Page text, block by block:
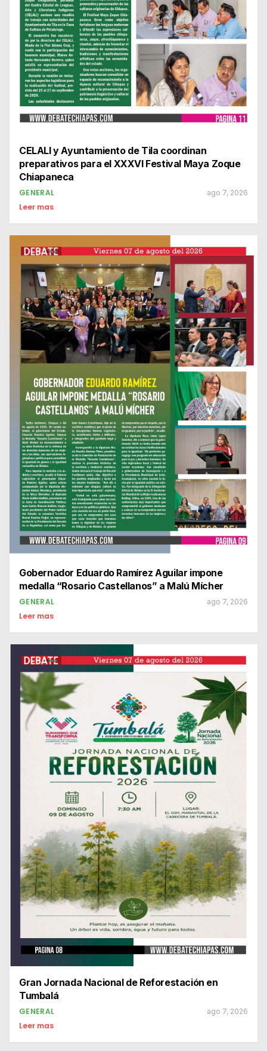
CELALI y Ayuntamiento de Tila coordinan
preparativos para el XXXVI Festival Maya Zoque
Chiapaneca
GENERAL ago 7, 2026
Leer mas
Gobernador Eduardo Ramírez Aguilar impone
medalla “Rosario Castellanos” a Malú Mícher
GENERAL ago 7, 2026
Leer mas
Gran Jornada Nacional de Reforestación en
Tumbalá
GENERAL ago 7, 2026
Leer mas